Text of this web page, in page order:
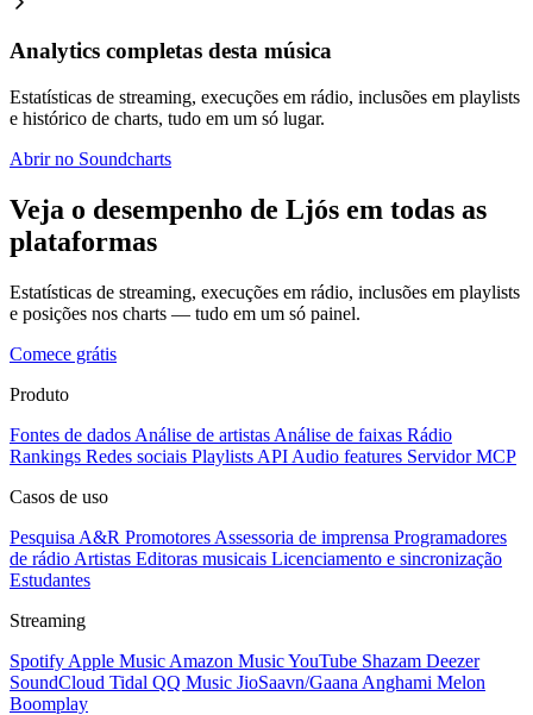
Analytics completas desta música
Estatísticas de streaming, execuções em rádio, inclusões em playlists
e histórico de charts, tudo em um só lugar.
Abrir no Soundcharts
Veja o desempenho de Ljós em todas as
plataformas
Estatísticas de streaming, execuções em rádio, inclusões em playlists
e posições nos charts — tudo em um só painel.
Comece grátis
Produto
Fontes de dados Análise de artistas Análise de faixas Rádio
Rankings Redes sociais Playlists API Audio features Servidor MCP
Casos de uso
Pesquisa A&R Promotores Assessoria de imprensa Programadores
de rádio Artistas Editoras musicais Licenciamento e sincronização
Estudantes
Streaming
Spotify Apple Music Amazon MusicYouTube Shazam Deezer
SoundCloud Tidal QQ Music JioSaavn/Gaana Anghami Melon
Boomplay